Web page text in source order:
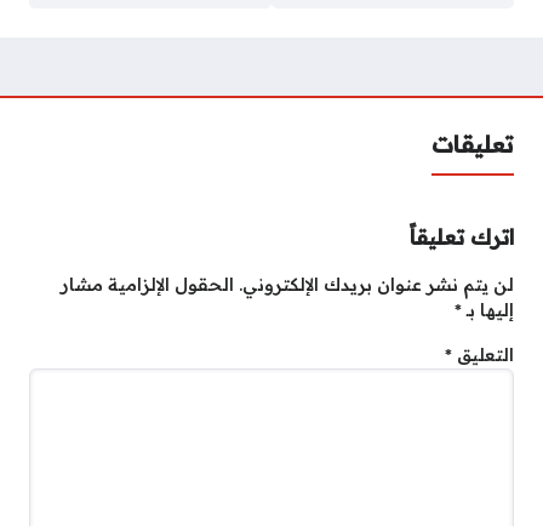
تعليقات
اترك تعليقاً
لن يتم نشر عنوان بريدك الإلكتروني. الحقول الإلزامية مشار
إليها بـ*
التعليق *